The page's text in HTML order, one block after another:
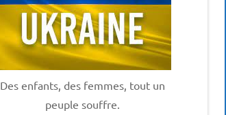
Des enfants, des femmes, tout un
peuple souffre.